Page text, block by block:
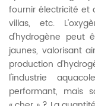
fournir électricité et
villas, etc.
d'hydrogène peut
jaunes, valorisant
production
l'industrie
performant, mais